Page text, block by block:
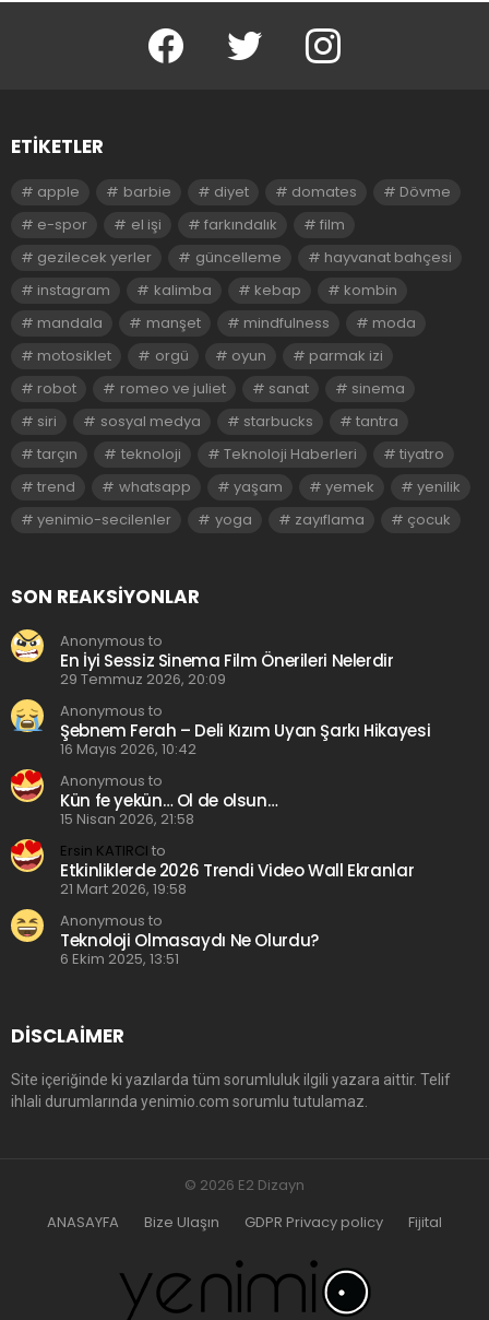
facebook twitter instagram
ETIKETLER
apple barbie diyet domates
Dövme
e-spor
el işi farkındalık
film
gezilecek yerler
güncelleme
hayvanat bahçesi
instagram
kalimba kebap
kombin
mandala
manşet mindfulness
moda
motosiklet
orgü oyun
parmak izi
robot
romeo ve juliet sanat
sinema
siri
sosyal medya starbucks
tantra
tarçın
teknoloji Teknoloji Haberleri
tiyatro
trend
whatsapp yaşam yemek
yenilik
yenimio-secilenler
yoga zayıflama çocuk
SON REAKSIYONLAR
Anonymous to
En İyi Sessiz Sinema Film Önerileri Nelerdir
29 Temmuz 2026, 20:09
Anonymous to
Şebnem Ferah – Deli Kızım Uyan Şarkı Hikayesi
16 Mayıs 2026, 10:42
Anonymous to
Kün fe yekün… Ol de olsun…
15 Nisan 2026, 21:58
Ersin KATIRCI to
Etkinliklerde 2026 Trendi Video Wall Ekranlar
21 Mart 2026, 19:58
Anonymous to
Teknoloji Olmasaydı Ne Olurdu?
6 Ekim 2025, 13:51
DISCLAIMER
Site içeriğinde ki yazılarda tüm sorumluluk ilgili yazara aittir. Telif
ihlali durumlarında yenimio.com sorumlu tutulamaz.
© 2026 E2 Dizayn
ANASAYFA
Bize Ulaşın GDPR Privacy policy Fijital